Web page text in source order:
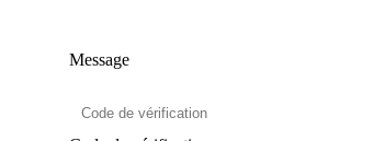
Message